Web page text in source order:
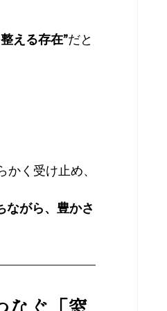
える存在”だと
く受け止め、
ながら、豊かさ